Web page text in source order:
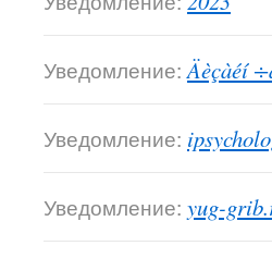
Уведомление: Äèçàéí
Уведомление:
Уведомление: yug-